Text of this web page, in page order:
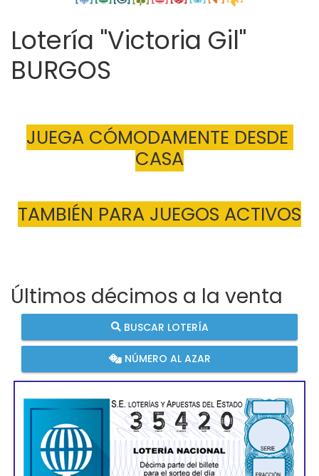
Lotería "Victoria Gil"
BURGOS
JUEGA CÓMODAMENTE DESDE
CASA
TAMBIÉN PARA JUEGOS ACTIVOS
Últimos décimos a la venta
BUSCAR LOTERÍA
NÚMERO AL AZAR